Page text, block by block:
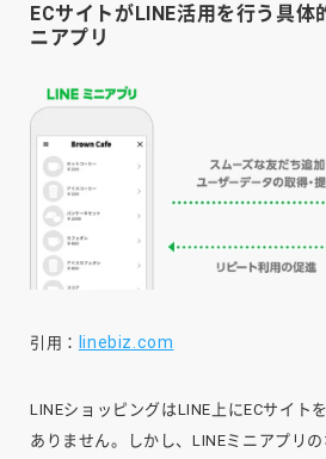
ECサイトがLINE活用を行う具体
ニアプリ
引用： linebiz.com
LINEショッピングはLINE上にECサイト
ありません。しかし、LINEミニアプリ